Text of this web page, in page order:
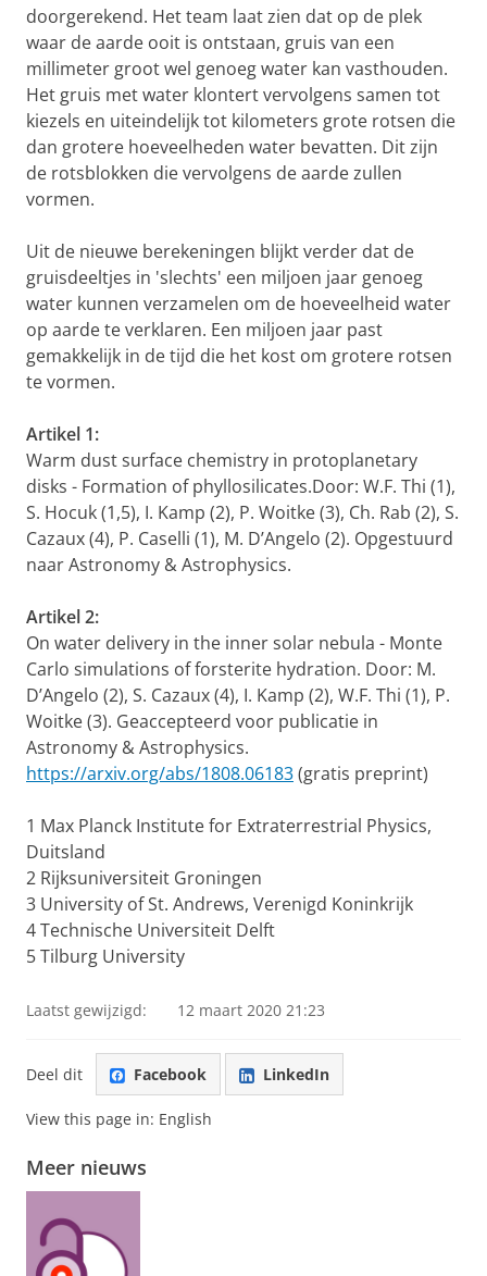
doorgerekend. Het team laat zien dat op de plek
waar de aarde ooit is ontstaan, gruis van een
millimeter groot wel genoeg water kan vasthouden.
Het gruis met water klontert vervolgens samen tot
kiezels en uiteindelijk tot kilometers grote rotsen die
dan grotere hoeveelheden water bevatten. Dit zijn
de rotsblokken die vervolgens de aarde zullen
vormen.
Uit de nieuwe berekeningen blijkt verder dat de
gruisdeeltjes in 'slechts' een miljoen jaar genoeg
water kunnen verzamelen om de hoeveelheid water
op aarde te verklaren. Een miljoen jaar past
gemakkelijk in de tijd die het kost om grotere rotsen
te vormen.
Artikel 1:
Warm dust surface chemistry in protoplanetary
disks - Formation of phyllosilicates.Door: W.F. Thi (1),
S. Hocuk (1,5), I. Kamp (2), P. Woitke (3), Ch. Rab (2), S.
Cazaux (4), P. Caselli (1), M. D’Angelo (2). Opgestuurd
naar Astronomy & Astrophysics.
Artikel 2:
On water delivery in the inner solar nebula - Monte
Carlo simulations of forsterite hydration. Door: M.
D’Angelo (2), S. Cazaux (4), I. Kamp (2), W.F. Thi (1), P.
Woitke (3). Geaccepteerd voor publicatie in
Astronomy & Astrophysics.
https://arxiv.org/abs/1808.06183(gratis preprint)
1 Max Planck Institute for Extraterrestrial Physics,
Duitsland
2 Rijksuniversiteit Groningen
3 University of St. Andrews, Verenigd Koninkrijk
4 Technische Universiteit Delft
5 Tilburg University
Laatst gewijzigd: 12 maart 2020 21:23
Deel dit Facebook LinkedIn
View this page in: English
Meer nieuws